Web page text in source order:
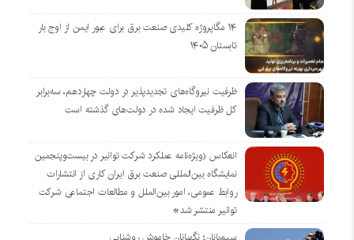
۱۴ مگاپروژه‌ کلیدی صنعت برق برای عبور ایمن از اوج بار
تابستان ۱۴۰۵
ظرفیت نیروگاه‌های تجدیدپذیر در دولت چهاردهم، سه‌برابر
کل ظرفیت ایجاد شده در دولت‌های گذشته است
انعکاس (ویژه‌نامه عملکرد شرکت توانیر در بیست‌وپنجمین
نمایشگاه بین‌المللی صنعت برق ایران کاری از انتشارات
روابط عمومی، امور بین‌الملل و مطالعات اجتماعی شرکت
توانیر منتشر شد*